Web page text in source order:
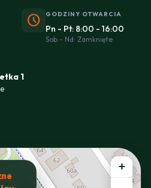
schedule GODZINY OTWARCIA
Pn - Pt: 8:00 - 16:00
Sob - Nd: Zamknięte
1
+